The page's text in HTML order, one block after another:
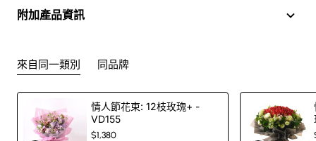
花店442款花束使用了18枝粉玫瑰+小百合+美女英 - BO442
- 花束 - 即使你身處深水埗,也可以無時無刻於我們花店訂花,
我們網上花店如同深水埗花店一樣為客戶提供服務,我們的送
花服務,會把花束送到每位收花人手上.
附加產品資訊
來自同一類別 同品牌
情人節花束: 12枝玫瑰+ -
VD155
$1,380